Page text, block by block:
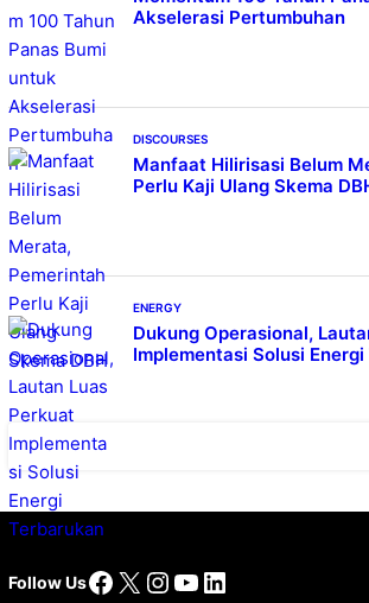
Akselerasi Pertumbuhan
DISCOURSES
Manfaat Hilirisasi Belum
Perlu Kaji Ulang Skema
ENERGY
Dukung Operasional,
Implementasi Solusi
Follow UsFacebook
X Instagram
YouTube
LinkedIn